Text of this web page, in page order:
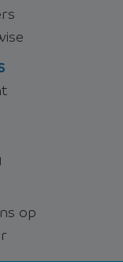
op